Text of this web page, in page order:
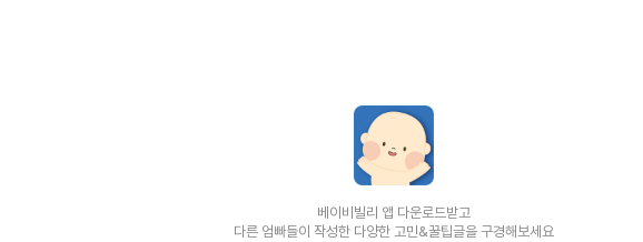
베이비빌리 앱 다운로드받고
다른 엄빠들이 작성한 다양한 고민&꿀팁글을 구경해보세요